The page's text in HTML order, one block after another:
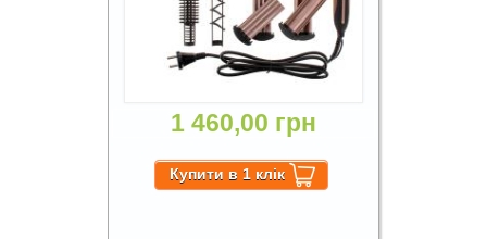
1 460,00 грн